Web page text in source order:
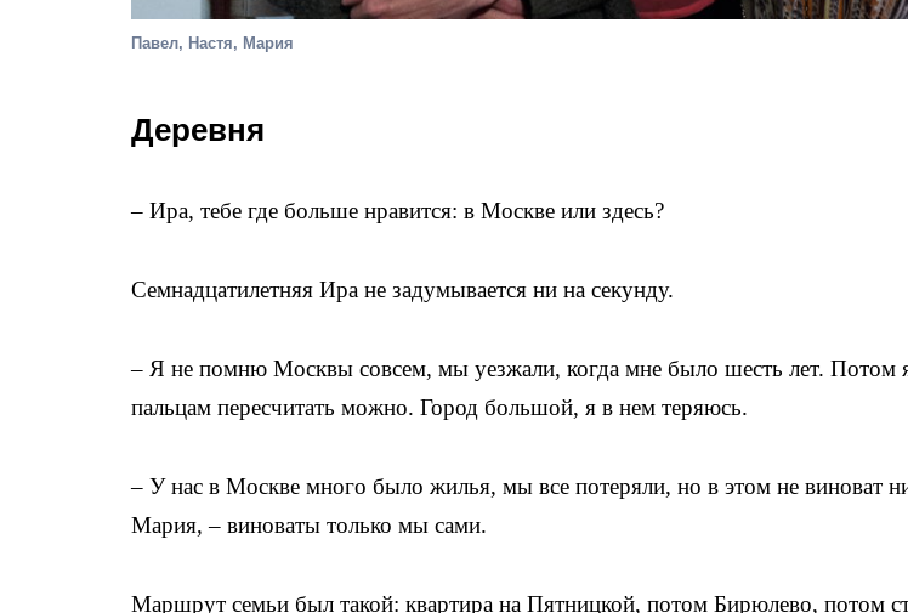
Павел, Настя, Мария
Деревня
– Ира, тебе где больше нравится: в Москве или здесь?
Семнадцатилетняя Ира не задумывается ни на секунду.
– Я не помню Москвы совсем, мы уезжали, когда мне было шесть лет. Потом
пальцам пересчитать можно. Город большой, я в нем теряюсь.
– У нас в Москве много было жилья, мы все потеряли, но в этом не виноват
Мария, – виноваты только мы сами.
Маршрут семьи был такой: квартира на Пятницкой, потом Бирюлево, потом